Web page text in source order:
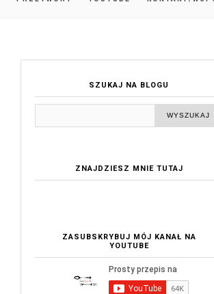
SZUKAJ NA BLOGU
ZNAJDZIESZ MNIE TUTAJ
ZASUBSKRYBUJ MÓJ KANAŁ NA
YOUTUBE